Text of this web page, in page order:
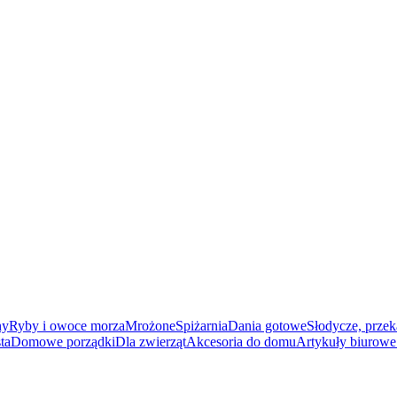
Ryby i owoce morzaMrożoneSpiżarniaDania gotoweSłodycze,
Domowe porządkiDla zwierzątAkcesoria do domuArtykuły